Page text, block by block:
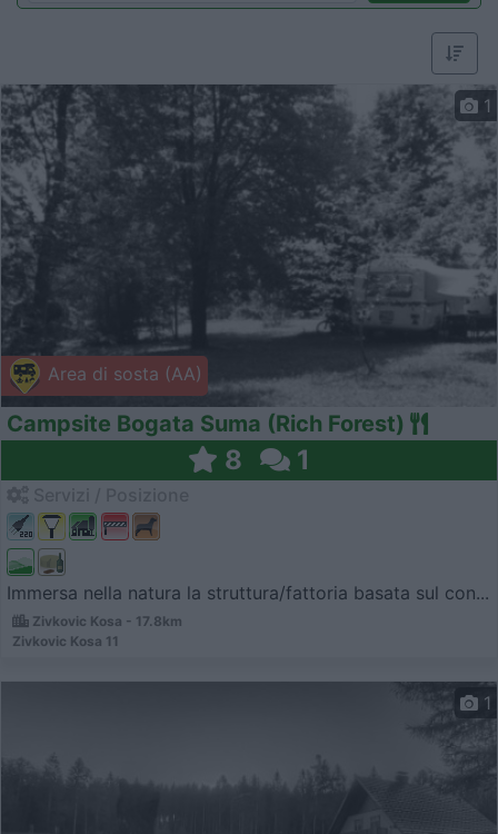
Area di sosta (AA)
1
Campsite Bogata Suma (Rich Forest)
8 1
Immersa nella natura la struttura/fattoria basata sul con...
Zivkovic Kosa - 17.8km
Zivkovic Kosa 11
1